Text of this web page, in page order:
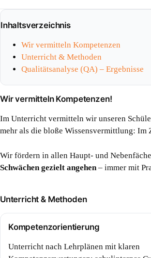
Inhaltsverzeichnis
Wir vermitteln Kompetenzen
Unterricht & Methoden
Qualitätsanalyse (QA) – Ergebnisse
Wir vermitteln Kompetenzen!
Im Unterricht vermitteln wir unseren
mehr als die bloße Wissensvermittlung: Im
Wir fördern in allen Haupt- und
Schwächen gezielt angehen – immer mit
Unterricht & Methoden
Kompetenzorientierung
Unterricht nach Lehrplänen mit klaren